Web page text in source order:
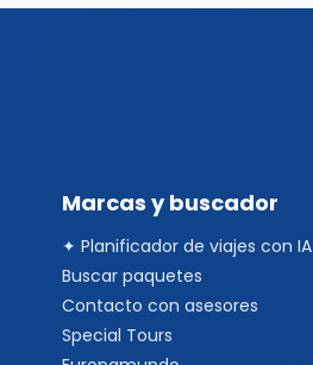
Marcas y buscador
✦ Planificador de viajes con IA
Buscar paquetes
Contacto con asesores
Special Tours